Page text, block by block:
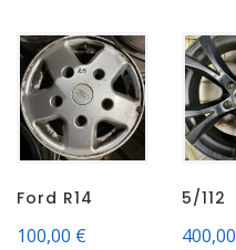
Ford R14
100,00 €
5/112
400,00